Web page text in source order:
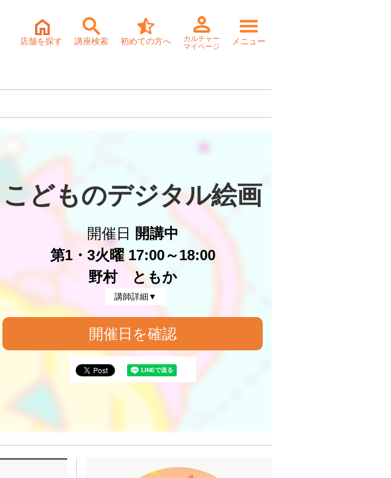
店舗を探す 講座検索 初めての方へ
カルチャー
マイページ
メニュー
こどものデジタル絵画
開催日
開講中
第1・3火曜 17:00～18:00
野村 ともか
講師詳細▼
開催日を確認